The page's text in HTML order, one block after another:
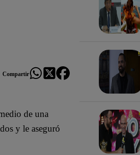
Compartir
de una
y le aseguró